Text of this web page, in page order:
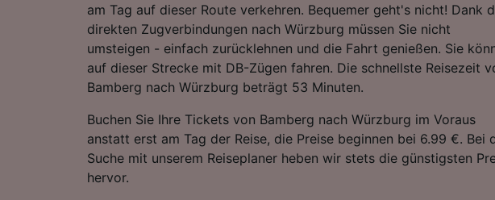
am Tag auf dieser Route verkehren. Bequemer geht's nicht! Dank
direkten Zugverbindungen nach Würzburg müssen Sie nicht
umsteigen - einfach zurücklehnen und die Fahrt genießen. Sie
auf dieser Strecke mit DB-Zügen fahren. Die schnellste Reisezeit
Bamberg nach Würzburg beträgt 53 Minuten.
Buchen Sie Ihre Tickets von Bamberg nach Würzburg im Voraus
anstatt erst am Tag der Reise, die Preise beginnen bei 6.99 €. Bei
Suche mit unserem Reiseplaner heben wir stets die günstigsten
hervor.